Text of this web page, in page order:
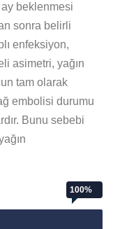
beklenmesi
sonra belirli
enfeksiyon,
asimetri, yağın
tam olarak
embolisi durumu
Bunu sebebi
100%